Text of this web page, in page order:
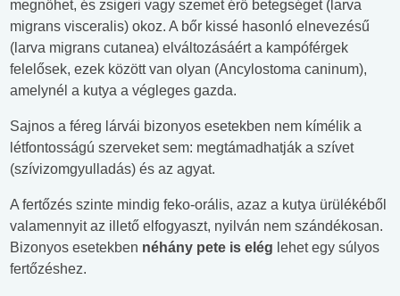
megnőhet, és zsigeri vagy szemet érő betegséget (larva
migrans visceralis) okoz. A bőr kissé hasonló elnevezésű
(larva migrans cutanea) elváltozásáért a kampóférgek
felelősek, ezek között van olyan (Ancylostoma caninum),
amelynél a kutya a végleges gazda.
Sajnos a féreg lárvái bizonyos esetekben nem kímélik a
létfontosságú szerveket sem: megtámadhatják a szívet
(szívizomgyulladás) és az agyat.
A fertőzés szinte mindig feko-orális, azaz a kutya ürülékéből
valamennyit az illető elfogyaszt, nyilván nem szándékosan.
Bizonyos esetekben néhány pete is elég lehet egy súlyos
fertőzéshez.